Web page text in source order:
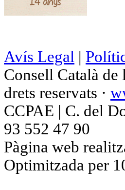
Avís Legal |
Consell Català
drets reservats ·
CCPAE | C. del
93 552 47 90
Pàgina web
Optimitzada per